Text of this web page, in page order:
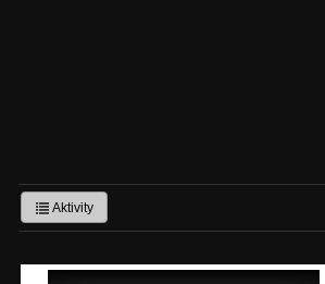
Aktivity